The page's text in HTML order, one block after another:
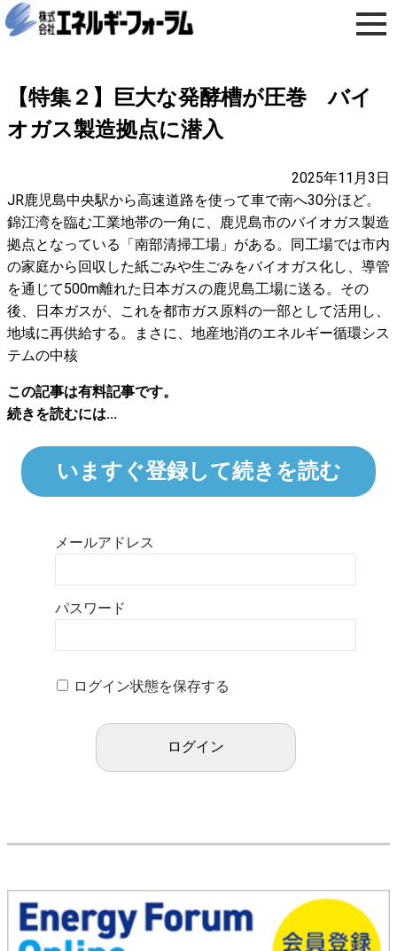
【特集２】巨大な発酵槽が圧巻 バイ
オガス製造拠点に潜入
2025年11月3日
JR鹿児島中央駅から高速道路を使って車で南へ30分ほど。
錦江湾を臨む工業地帯の一角に、鹿児島市のバイオガス製造
拠点となっている「南部清掃工場」がある。同工場では市内
の家庭から回収した紙ごみや生ごみをバイオガス化し、導管
を通じて500m離れた日本ガスの鹿児島工場に送る。その
後、日本ガスが、これを都市ガス原料の一部として活用し、
地域に再供給する。まさに、地産地消のエネルギー循環シス
テムの中核
この記事は有料記事です。
続きを読むには...
いますぐ登録して続きを読む
メールアドレス
パスワード
ログイン状態を保存する